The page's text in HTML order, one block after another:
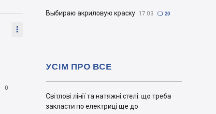

0
Выбираю акриловую краску 17.03  20
Світлові лінії та натяжні стелі: що треба
закласти по електриці ще до
УСІМ ПРО ВСЕ